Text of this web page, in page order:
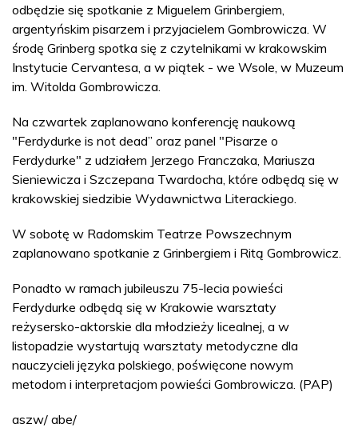
odbędzie się spotkanie z Miguelem Grinbergiem,
argentyńskim pisarzem i przyjacielem Gombrowicza. W
środę Grinberg spotka się z czytelnikami w krakowskim
Instytucie Cervantesa, a w piątek - we Wsole, w Muzeum
im. Witolda Gombrowicza.
Na czwartek zaplanowano konferencję naukową
"Ferdydurke is not dead” oraz panel "Pisarze o
Ferdydurke" z udziałem Jerzego Franczaka, Mariusza
Sieniewicza i Szczepana Twardocha, które odbędą się w
krakowskiej siedzibie Wydawnictwa Literackiego.
W sobotę w Radomskim Teatrze Powszechnym
zaplanowano spotkanie z Grinbergiem i Ritą Gombrowicz.
Ponadto w ramach jubileuszu 75-lecia powieści
Ferdydurke odbędą się w Krakowie warsztaty
reżysersko-aktorskie dla młodzieży licealnej, a w
listopadzie wystartują warsztaty metodyczne dla
nauczycieli języka polskiego, poświęcone nowym
metodom i interpretacjom powieści Gombrowicza. (PAP)
aszw/ abe/